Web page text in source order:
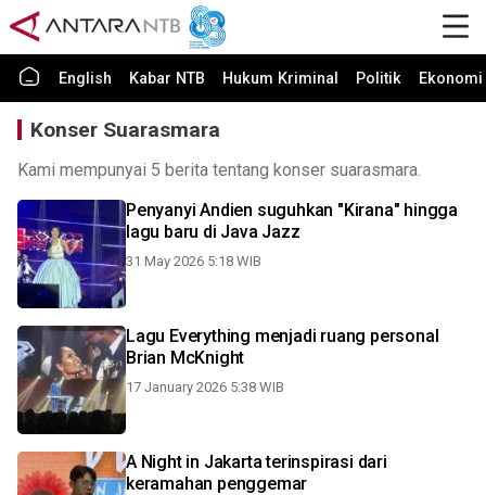
English Kabar NTB Hukum Kriminal Politik
Konser Suarasmara
Kami mempunyai 5 berita tentang konser suarasmara.
Penyanyi Andien suguhkan "Kirana" hingga
lagu baru di Java Jazz
31 May 2026 5:18 WIB
Lagu Everything menjadi ruang personal
Brian McKnight
17 January 2026 5:38 WIB
A Night in Jakarta terinspirasi dari
keramahan penggemar